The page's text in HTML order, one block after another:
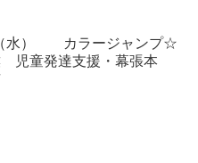
水） カラージャンプ☆
児童発達支援・幕張本